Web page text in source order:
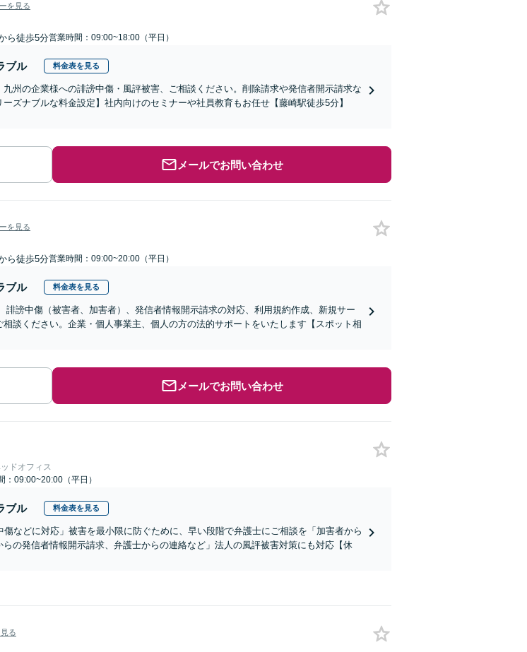
を見る
ら徒歩5分営業時間：09:00~18:00（平日）
ブル 料金表を見る
九州の企業様への誹謗中傷・風評被害、ご相談ください。削除請求や発信者開示請求な
ズナブルな料金設定】社内向けのセミナーや社員教育もお任せ【藤崎駅徒歩5分】
メールでお問い合わせ
を見る
ら徒歩5分営業時間：09:00~20:00（平日）
ブル 料金表を見る
誹謗中傷（被害者、加害者）、発信者情報開示請求の対応、利用規約作成、新規サー
談ください。企業・個人事業主、個人の方の法的サポートをいたします【スポット相
メールでお問い合わせ
ドオフィス
：09:00~20:00（平日）
ブル 料金表を見る
傷などに対応」被害を最小限に防ぐために、早い段階で弁護士にご相談を「加害者から
の発信者情報開示請求、弁護士からの連絡など」法人の風評被害対策にも対応【休
る